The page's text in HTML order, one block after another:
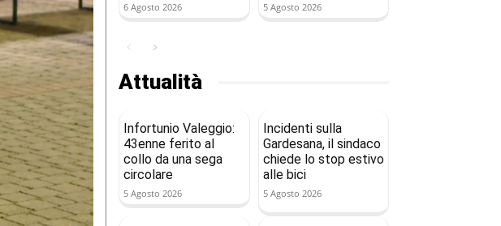
6 Agosto 2026 5 Agosto 2026
Attualità
Infortunio Valeggio:
43enne ferito al
collo da una sega
circolare
5 Agosto 2026
Incidenti sulla
Gardesana, il sindaco
chiede lo stop estivo
alle bici
5 Agosto 2026